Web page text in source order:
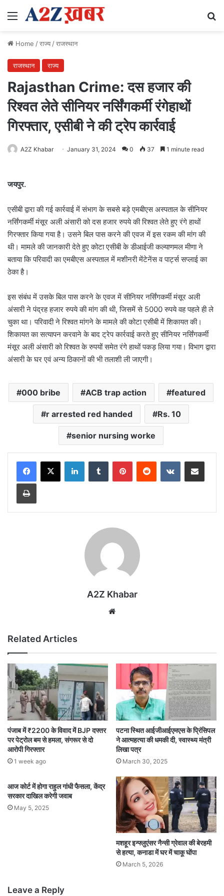
Menu
Home /राज्य/राजस्थान
राजस्थान राज्य
Rajasthan Crime: दस हजार की
रिश्वत लेते सीनियर नर्सिंगकर्मी रंगेहाथों
गिरफ्तार, एसीबी ने की ट्रेप कार्रवाई
A2Z Khabar January 31, 2024 0 37 1 minute read
जयपुर.
एसीबी द्वारा की गई कार्रवाई में संभाग के सबसे बड़े एमबीएस अस्पताल के सीनियर
नर्सिंगकर्मी मंसूर अली अंसारी को दस हजार रुपये की रिश्वत लेते हुए रंगे हाथों
गिरफ्तार किया गया है। उसने बिल पास करने की एवज में इस रकम की मांग की
थी। मामले की जानकारी देते हुए कोटा एसीबी के डीआईजी कल्याणमल मीणा ने
बताया कि परिवादी का एमबीएस अस्पताल में मशीनरी मेंटेनेंस व पार्ट्स सप्लाई का
ठेका है।
इस संबंध में उसके बिल पास करने के एवज में सीनियर नर्सिंगकर्मी मंसूर अली
अंसारी ने पंद्रह हजार रुपये की मांग की थी, जिसमें से 5000 रुपये वह पहले ही ले
चुका था। परिवादी ने रिश्वत मांगने के मामले की कोटा एसीबी में शिकायत की।
शिकायत का सत्यापन करवाने के बाद ट्रेप कार्रवाई करते हुए सीनियर नर्सिंगकर्मी
मंसूर अली अंसारी को रिश्वत के रुपयों समेत रंगे हाथों पकड़ लिया गया। विभाग द्वारा
अंसारी के घर एवं अन्य ठिकानों की भी तलाशी ली जाएगी।
000 bribe ACB trap action featured
r arrested red handed Rs. 10
senior nursing worke
LinkedInTumblr PinterestReddit VKontakteShare via Email
Print
A2Z Khabar
Related Articles
पंजाब में ₹2200 के विवाद में BJP दफ्तर
पर पेट्रोल बम से हमला, संगरूर से दो
आरोपी गिरफ्तार
1 week ago
पटना स्थित आईजीआईएमएस के प्रिंसिपल
ने आत्महत्या की धमकी दी, स्वास्थ्य मंत्री
लिखा पत्र
March 30, 2025
आज कोर्ट में होगा राहुल गांधी फैसला, केंद्र
सरकार दाखिल करेगी जवाब
May 5, 2025
मशहूर इन्फ्लुएंसर नैन्सी ग्रेवाल की बेरहमी
से हत्या, कनाडा में घर में चाकू घोंपा
March 5, 2026
Leave a Reply